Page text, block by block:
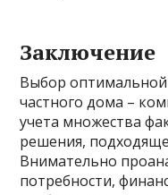
Заключение
Выбор
частного дома –
учета множества
решения,
Внимательно
потребности,